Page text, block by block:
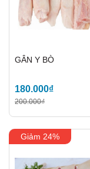
GÂN Y BÒ
180.000₫
200.000₫
Giảm 24%